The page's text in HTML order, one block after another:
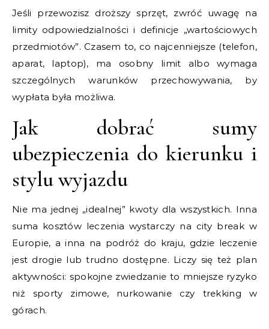
Jeśli przewozisz droższy sprzęt, zwróć uwagę na
limity odpowiedzialności i definicje „wartościowych
przedmiotów”. Czasem to, co najcenniejsze (telefon,
aparat, laptop), ma osobny limit albo wymaga
szczególnych warunków przechowywania, by
wypłata była możliwa.
Jak dobrać sumy
ubezpieczenia do kierunku i
stylu wyjazdu
Nie ma jednej „idealnej” kwoty dla wszystkich. Inna
suma kosztów leczenia wystarczy na city break w
Europie, a inna na podróż do kraju, gdzie leczenie
jest drogie lub trudno dostępne. Liczy się też plan
aktywności: spokojne zwiedzanie to mniejsze ryzyko
niż sporty zimowe, nurkowanie czy trekking w
górach.